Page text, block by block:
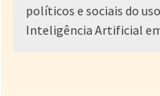
políticos e sociais do
Inteligência Artificial